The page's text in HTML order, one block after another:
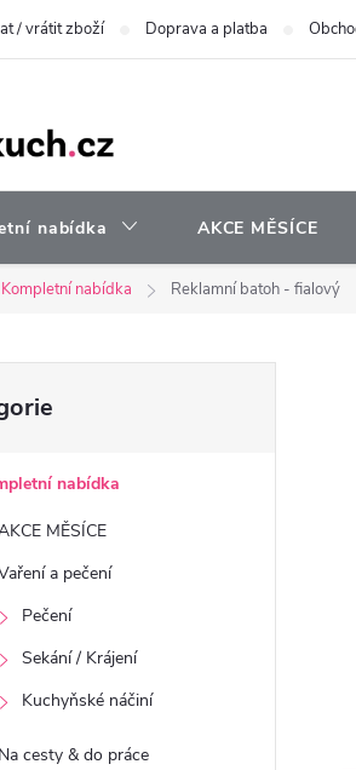
/ vrátit zboží Doprava a platba
nabídka AKCE MĚSÍCE
Kompletní nabídka Reklamní batoh - fialový
nabídka
MĚSÍCE
a pečení
Pečení
Sekání / Krájení
Kuchyňské náčiní
Na cesty & do práce